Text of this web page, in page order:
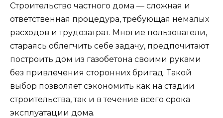
Строительство частного дома — сложная и
ответственная процедура, требующая немалых
расходов и трудозатрат. Многие пользователи,
стараясь облегчить себе задачу, предпочитают
построить дом из газобетона своими руками
без привлечения сторонних бригад. Такой
выбор позволяет сэкономить как на стадии
строительства, так и в течение всего срока
эксплуатации дома.